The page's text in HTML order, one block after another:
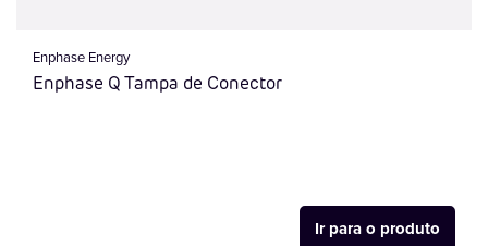
Enphase Energy
Enphase Q Tampa de Conector
Ir para o produto